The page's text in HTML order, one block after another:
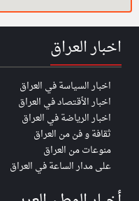
اخبار العراق
اخبار السياسة في العراق
اخبار الأقتصاد في العراق
اخبار الرياضة في العراق
ثقافة و فن من العراق
منوعات من العراق
على مدار الساعة في العراق